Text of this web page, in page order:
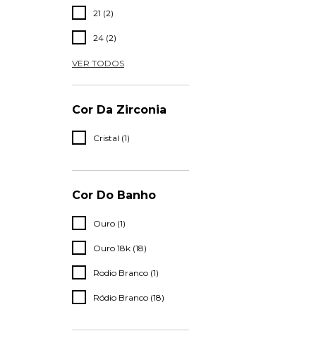
21 (2)
24 (2)
VER TODOS
Cor Da Zirconia
Cristal (1)
Cor Do Banho
Ouro (1)
Ouro 18k (18)
Rodio Branco (1)
Ródio Branco (18)